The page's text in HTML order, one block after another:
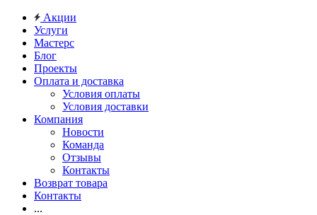
Акции
Услуги
Мастерс
Блог
Проекты
Оплата и доставка
Условия оплаты
Условия доставки
Компания
Новости
Команда
Отзывы
Контакты
Возврат товара
Контакты
...